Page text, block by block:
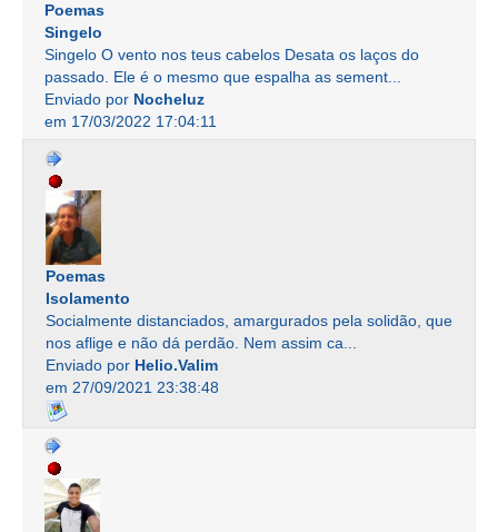
Poemas
Singelo
Singelo O vento nos teus cabelos Desata os laços do
passado. Ele é o mesmo que espalha as sement...
Enviado por Nocheluz
em 17/03/2022 17:04:11
Poemas
Isolamento
Socialmente distanciados, amargurados pela solidão, que
nos aflige e não dá perdão. Nem assim ca...
Enviado por Helio.Valim
em 27/09/2021 23:38:48